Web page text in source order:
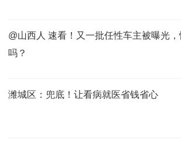
@山西人 速看！又一批任性车主被曝光
吗？
潍城区：兜底！让看病就医省钱省心